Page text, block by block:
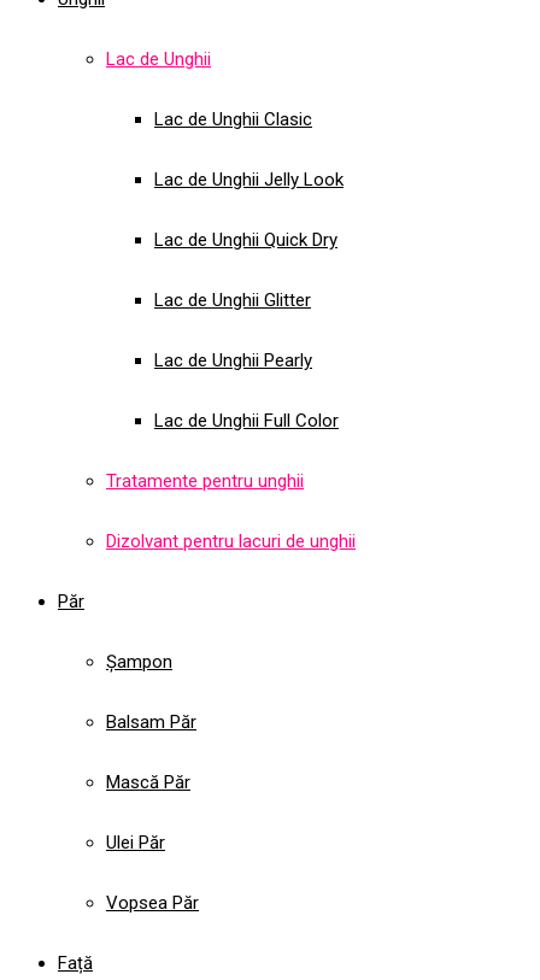
Lac de Unghii
Lac de Unghii Clasic
Lac de Unghii Jelly Look
Lac de Unghii Quick Dry
Lac de Unghii Glitter
Lac de Unghii Pearly
Lac de Unghii Full Color
Tratamente pentru unghii
Dizolvant pentru lacuri de unghii
Păr
Șampon
Balsam Păr
Mască Păr
Ulei Păr
Vopsea Păr
Față